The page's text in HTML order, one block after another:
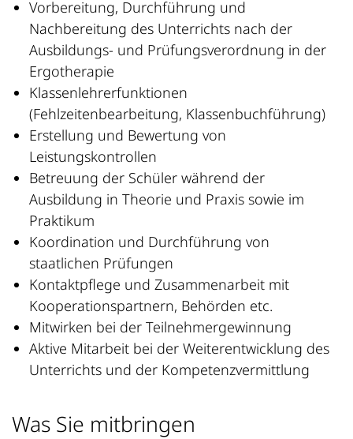
Vorbereitung, Durchführung und
Nachbereitung des Unterrichts nach der
Ausbildungs- und Prüfungsverordnung in der
Ergotherapie
Klassenlehrerfunktionen
(Fehlzeitenbearbeitung, Klassenbuchführung)
Erstellung und Bewertung von
Leistungskontrollen
Betreuung der Schüler während der
Ausbildung in Theorie und Praxis sowie im
Praktikum
Koordination und Durchführung von
staatlichen Prüfungen
Kontaktpflege und Zusammenarbeit mit
Kooperationspartnern, Behörden etc.
Mitwirken bei der Teilnehmergewinnung
Aktive Mitarbeit bei der Weiterentwicklung des
Unterrichts und der Kompetenzvermittlung
Was Sie mitbringen